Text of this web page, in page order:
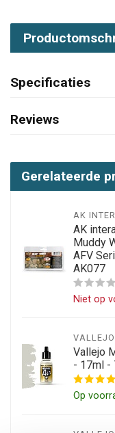
Specificaties
Reviews
Gerelateerde
AK
AK
Muddy
AFV
AK077
Niet op
VALLEJO
Vallejo
- 17ml -
Op